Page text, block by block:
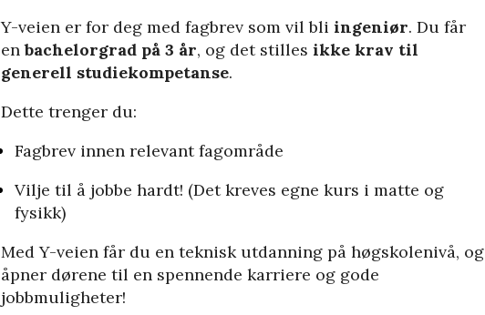
Y-veien er for deg med fagbrev som vil bli ingeniør. Du får
enbachelorgrad på 3 år, og det stilles ikke krav til
generell studiekompetanse.
Dette trenger du:
Fagbrev innen relevant fagområde
Vilje til å jobbe hardt! (Det kreves egne kurs i matte og
fysikk)
Med Y-veien får du en teknisk utdanning på høgskolenivå, og
åpner dørene til en spennende karriere og gode
jobbmuligheter!